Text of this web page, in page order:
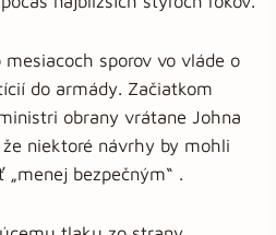
sporov vo vláde o
do armády. Začiatkom
obrany vrátane Johna
niektoré návrhy by mohli
bezpečným“ .